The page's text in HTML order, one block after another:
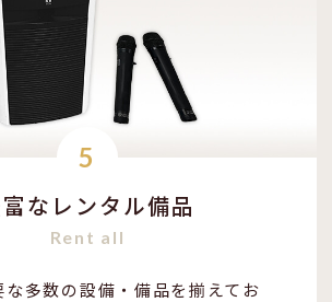
5
なレンタル備品
Rent all
多数の設備・備品を揃えてお